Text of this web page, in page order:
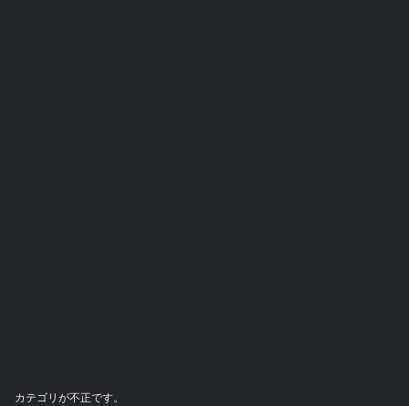
カテゴリが不正です。